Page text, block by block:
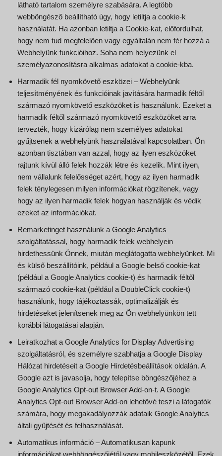
látható tartalom személyre szabására. A legtöbb
webböngésző beállítható úgy, hogy letiltja a cookie-k
használatát. Ha azonban letiltja a Cookie-kat, előfordulhat,
hogy nem tud megfelelően vagy egyáltalán nem fér hozzá a
Webhelyünk funkcióihoz. Soha nem helyezünk el
személyazonosításra alkalmas adatokat a cookie-kba.
Harmadik fél nyomkövető eszközei – Webhelyünk
teljesítményének és funkcióinak javítására harmadik féltől
származó nyomkövető eszközöket is használunk. Ezeket a
harmadik féltől származó nyomkövető eszközöket arra
tervezték, hogy kizárólag nem személyes adatokat
gyűjtsenek a webhelyünk használatával kapcsolatban. Ön
azonban tisztában van azzal, hogy az ilyen eszközöket
rajtunk kívül álló felek hozzák létre és kezelik. Mint ilyen,
nem vállalunk felelősséget azért, hogy az ilyen harmadik
felek ténylegesen milyen információkat rögzítenek, vagy
hogy az ilyen harmadik felek hogyan használják és védik
ezeket az információkat.
Remarketinget használunk a Google Analytics
szolgáltatással, hogy harmadik felek webhelyein
hirdethessünk Önnek, miután meglátogatta webhelyünket. Mi
és külső beszállítóink, például a Google belső cookie-kat
(például a Google Analytics cookie-t) és harmadik féltől
származó cookie-kat (például a DoubleClick cookie-t)
használunk, hogy tájékoztassák, optimalizálják és
hirdetéseket jelenítsenek meg az Ön webhelyünkön tett
korábbi látogatásai alapján.
Leiratkozhat a Google Analytics for Display Advertising
szolgáltatásról, és személyre szabhatja a Google Display
Hálózat hirdetéseit a Google Hirdetésbeállítások oldalán. A
Google azt is javasolja, hogy telepítse böngészőjéhez a
Google Analytics Opt-out Browser Add-on-t. A Google
Analytics Opt-out Browser Add-on lehetővé teszi a látogatók
számára, hogy megakadályozzák adataik Google Analytics
általi gyűjtését és felhasználását.
Automatikus információ – Automatikusan kapunk
információkat webböngészőjétől vagy mobileszközétől. Ezek